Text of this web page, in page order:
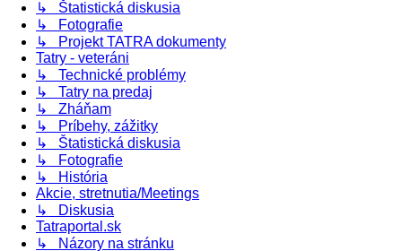
↳ Štatistická diskusia
↳ Fotografie
↳ Projekt TATRA dokumenty
Tatry - veteráni
↳ Technické problémy
↳ Tatry na predaj
↳ Zháňam
↳ Príbehy, zážitky
↳ Štatistická diskusia
↳ Fotografie
↳ História
Akcie, stretnutia/Meetings
↳ Diskusia
Tatraportal.sk
↳ Názory na stránku